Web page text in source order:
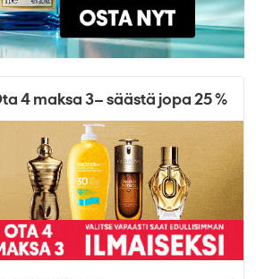
4 maksa 3– säästä jopa 25 %